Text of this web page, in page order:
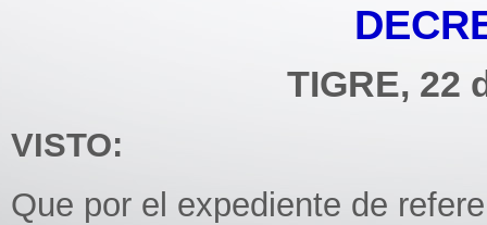
TIGRE, 22
VISTO:
Que por el expediente de